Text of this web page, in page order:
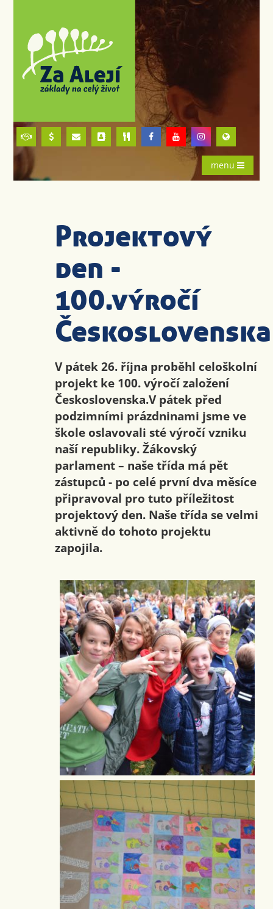
menu
Projektový
den -
100.výročí
Československa
V pátek 26. října proběhl celoškolní
projekt ke 100. výročí založení
Československa.V pátek před
podzimními prázdninami jsme ve
škole oslavovali sté výročí vzniku
naší republiky. Žákovský
parlament – naše třída má pět
zástupců - po celé první dva měsíce
připravoval pro tuto příležitost
projektový den. Naše třída se velmi
aktivně do tohoto projektu
zapojila.